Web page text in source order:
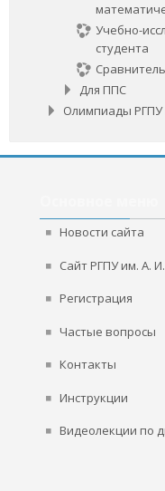
Учебно-
студента
Для ППС
Олимпиады РГПУ
Новости сайта
Сайт РГПУ им. А.
Регистрация
Частые вопросы
Контакты
Инструкции
Видеолекции по